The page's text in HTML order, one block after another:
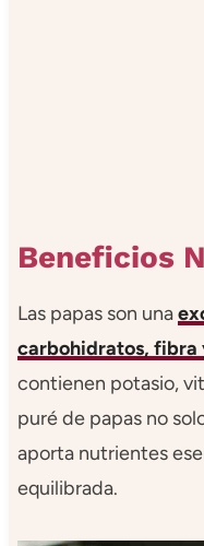
Beneficios
Las papas son una
carbohidratos, fibra
contienen potasio,
puré de papas no
aporta nutrientes
equilibrada.